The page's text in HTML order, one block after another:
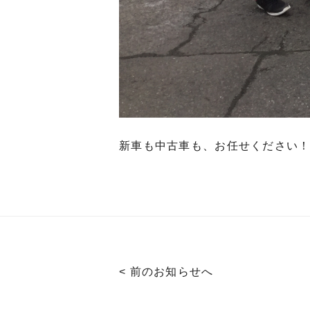
新車も中古車も、お任せください！
< 前のお知らせへ